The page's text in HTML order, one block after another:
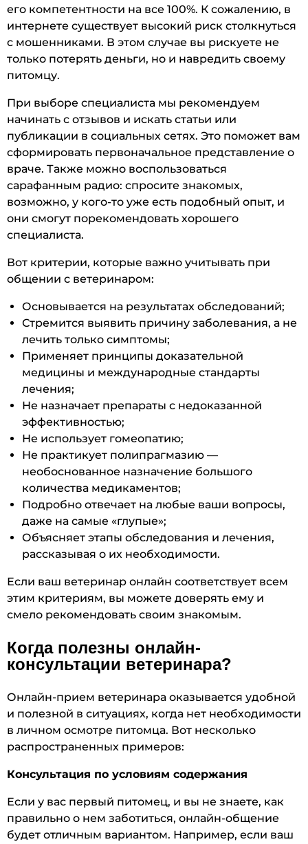
его компетентности на все 100%. К сожалению, в
интернете существует высокий риск столкнуться
с мошенниками. В этом случае вы рискуете не
только потерять деньги, но и навредить своему
питомцу.
При выборе специалиста мы рекомендуем
начинать с отзывов и искать статьи или
публикации в социальных сетях. Это поможет вам
сформировать первоначальное представление о
враче. Также можно воспользоваться
сарафанным радио: спросите знакомых,
возможно, у кого-то уже есть подобный опыт, и
они смогут порекомендовать хорошего
специалиста.
Вот критерии, которые важно учитывать при
общении с ветеринаром:
Основывается на результатах обследований;
Стремится выявить причину заболевания, а не
лечить только симптомы;
Применяет принципы доказательной
медицины и международные стандарты
лечения;
Не назначает препараты с недоказанной
эффективностью;
Не использует гомеопатию;
Не практикует полипрагмазию —
необоснованное назначение большого
количества медикаментов;
Подробно отвечает на любые ваши вопросы,
даже на самые «глупые»;
Объясняет этапы обследования и лечения,
рассказывая о их необходимости.
Если ваш ветеринар онлайн соответствует всем
этим критериям, вы можете доверять ему и
смело рекомендовать своим знакомым.
Когда полезны онлайн-
консультации ветеринара?
Онлайн-прием ветеринара оказывается удобной
и полезной в ситуациях, когда нет необходимости
в личном осмотре питомца. Вот несколько
распространенных примеров:
Консультация по условиям содержания
Если у вас первый питомец, и вы не знаете, как
правильно о нем заботиться, онлайн-общение
будет отличным вариантом. Например, если ваш